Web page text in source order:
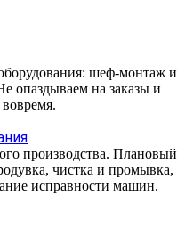
шеф-монтаж и
опаздываем на заказы и
производства. Плановый
чистка и промывка,
исправности машин.